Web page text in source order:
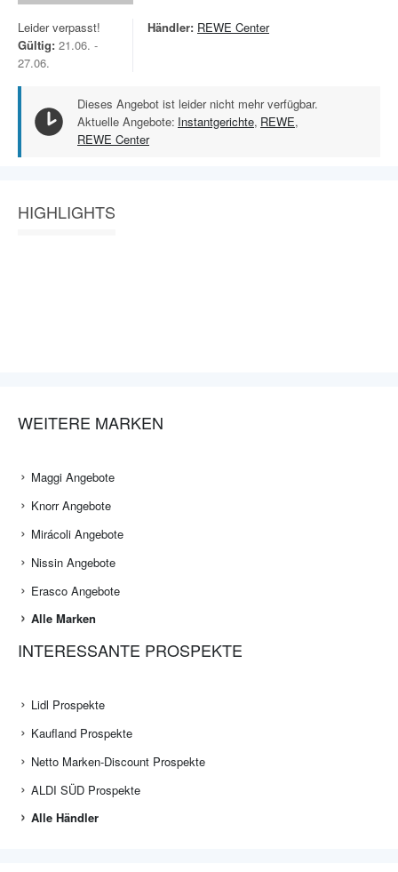
Leider verpasst!
Gültig: 21.06. -
27.06.
Händler: REWE Center
Dieses Angebot ist leider nicht mehr verfügbar.
Aktuelle Angebote: Instantgerichte, REWE,
REWE Center
HIGHLIGHTS
WEITERE MARKEN
Maggi Angebote
Knorr Angebote
Mirácoli Angebote
Nissin Angebote
Erasco Angebote
Alle Marken
INTERESSANTE PROSPEKTE
Lidl Prospekte
Kaufland Prospekte
Netto Marken-Discount Prospekte
ALDI SÜD Prospekte
Alle Händler